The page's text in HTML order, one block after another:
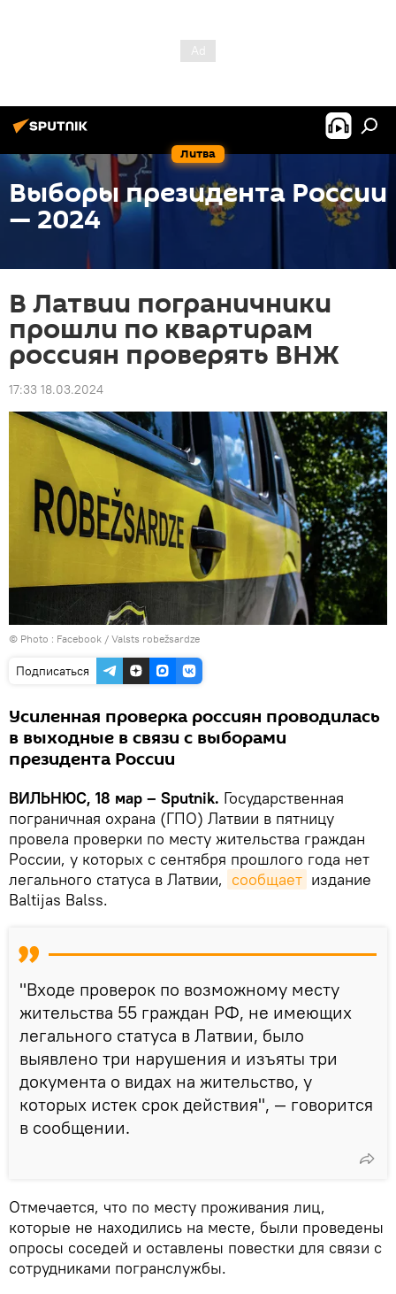
Литва
Выборы президента России
— 2024
В Латвии пограничники
прошли по квартирам
россиян проверять ВНЖ
17:33 18.03.2024
© Photo : Facebook / Valsts robežsardze
Подписаться
Усиленная проверка россиян проводилась
в выходные в связи с выборами
президента России
ВИЛЬНЮС, 18 мар – Sputnik. Государственная
пограничная охрана (ГПО) Латвии в пятницу
провела проверки по месту жительства граждан
России, у которых с сентября прошлого года нет
легального статуса в Латвии, сообщает издание
Baltijas Balss.
"Входе проверок по возможному месту
жительства 55 граждан РФ, не имеющих
легального статуса в Латвии, было
выявлено три нарушения и изъяты три
документа о видах на жительство, у
которых истек срок действия", — говорится
в сообщении.
Отмечается, что по месту проживания лиц,
которые не находились на месте, были проведены
опросы соседей и оставлены повестки для связи с
сотрудниками погранслужбы.